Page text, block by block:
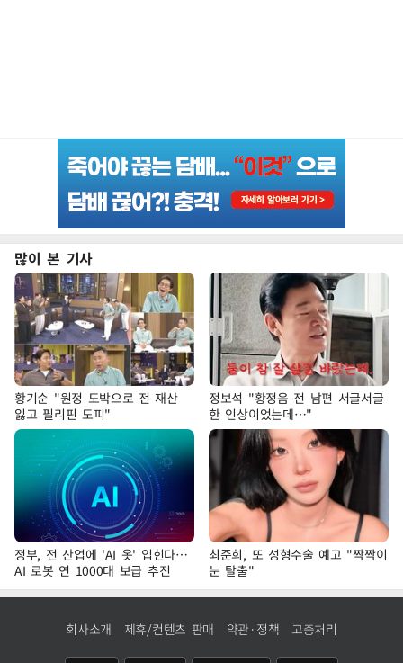
많이 본 기사
황기순 "원정 도박으로 전 재산
잃고 필리핀 도피"
정보석 "황정음 전 남편 서글서글
한 인상이었는데…"
정부, 전 산업에 'AI 옷' 입힌다…
AI 로봇 연 1000대 보급 추진
최준희, 또 성형수술 예고 "짝짝이
눈 탈출"
회사소개 제휴/컨텐츠 판매 약관·정책 고충처리